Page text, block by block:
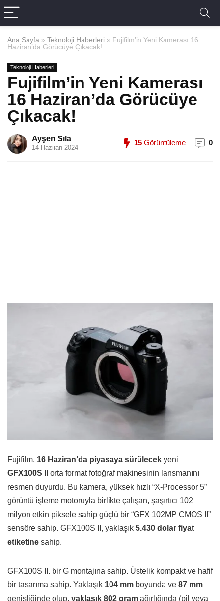
Ana Sayfa » Teknoloji Haberleri » Fujifilm’in Yeni Kamerası 16
Haziran’da Görücüye Çıkacak!
Teknoloji Haberleri
Fujifilm’in Yeni Kamerası
16 Haziran’da Görücüye
Çıkacak!
Ayşen Sıla
14 Haziran 2024
15 Görüntüleme 0
Fujifilm, 16 Haziran’da piyasaya sürülecek yeni
GFX100S II orta format fotoğraf makinesinin lansmanını
resmen duyurdu. Bu kamera, yüksek hızlı “X-Processor 5”
görüntü işleme motoruyla birlikte çalışan, şaşırtıcı 102
milyon etkin piksele sahip güçlü bir “GFX 102MP CMOS II”
sensöre sahip. GFX100S II, yaklaşık 5.430 dolar fiyat
etiketine sahip.
GFX100S II, bir G montajına sahip. Üstelik kompakt ve hafif
bir tasarıma sahip. Yaklaşık 104 mm boyunda ve 87 mm
genişliğinde olup, yaklaşık 802 gram ağırlığında (pil veya